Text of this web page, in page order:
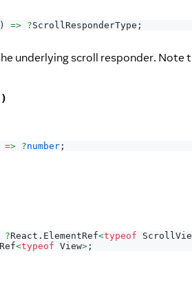
) => ?ScrollResponderType ;
underlying scroll responder. Note
=> ?number ;
?React . ElementRef<typeof
<typeof View> ;